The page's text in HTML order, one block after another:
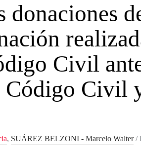
donaciones
Civil
Código Civil
, SUÁREZ BELZONI - Marcelo Walter/